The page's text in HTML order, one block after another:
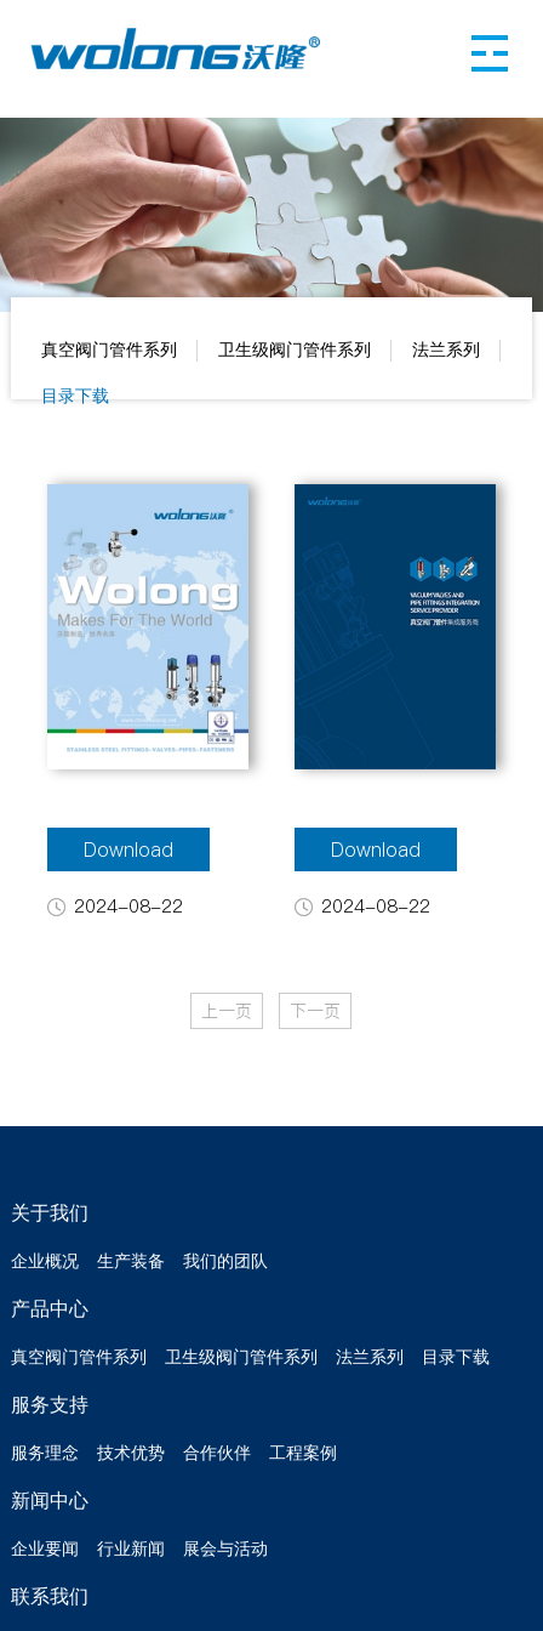
真空阀门管件系列 卫生级阀门管件系列 法兰系列
目录下载
Download
2024-08-22
Download
2024-08-22
上一页 下一页
关于我们
企业概况 生产装备 我们的团队
产品中心
真空阀门管件系列 卫生级阀门管件系列 法兰系列 目录下载
服务支持
服务理念 技术优势 合作伙伴 工程案例
新闻中心
企业要闻 行业新闻 展会与活动
联系我们